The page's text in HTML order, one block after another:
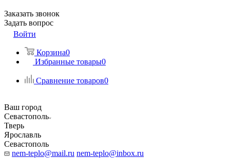
Заказать звонок
Задать вопрос
Войти
Корзина0
Избранные товары0
Сравнение товаров0
Ваш город
Севастополь
Тверь
Ярославль
Севастополь
nem-teplo@mail.ru nem-teplo@inbox.ru